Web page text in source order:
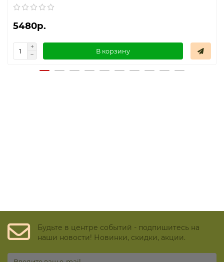
5480р.
В корзину
Будьте в центре событий - подпишитесь на
наши новости! Новинки, скидки, акции.